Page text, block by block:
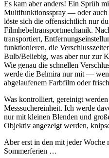
Es kam aber anders! Ein Sprüh
Multifunktionsspray — oder
löste sich die offensichtlich nur
Filmhebeltransportmechanik.
transportiert,
funktionieren, die
Bulb/Beliebig, was aber nur zur
Wie genau die schnellen
werde die Belmira nur mit —
abgelaufenem Farbfilm oder
Was kontrolliert, gereinigt werden
Messsuchereinheit. Ich werde
nur mit kleinen Blenden und
Objektiv angezeigt werden,
Aber erst in den mit jeder Woche
Sommerferien …